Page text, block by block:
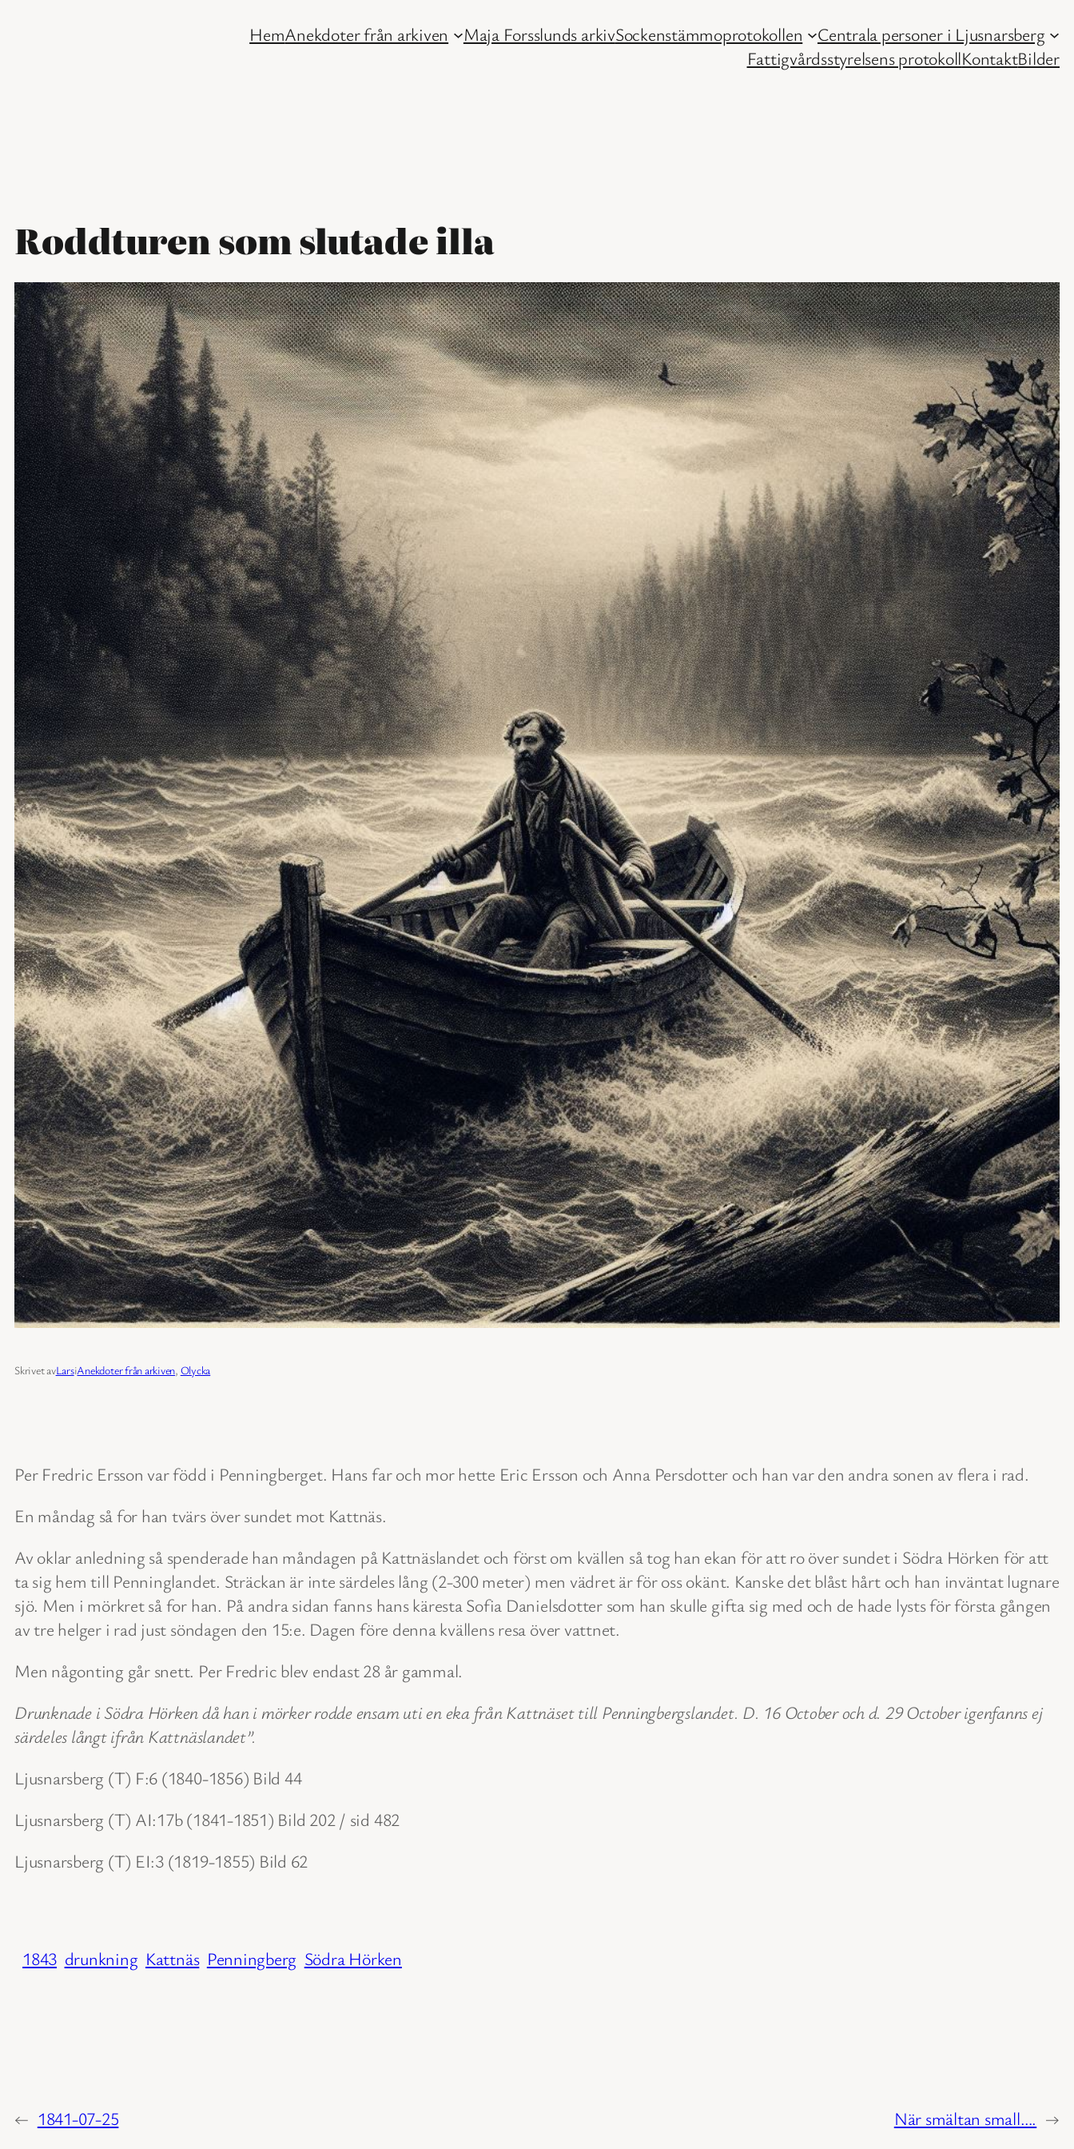
HemAnekdoter från arkiven Maja Forsslunds arkivSockenstämmoprotokollen
Centrala personer i Ljusnarsberg
Fattigvårdsstyrelsens protokollKontaktBilder
Roddturen som slutade illa
Skrivet avLarsiAnekdoter från arkiven, Olycka
Per Fredric Ersson var född i Penningberget. Hans far och mor hette Eric Ersson och Anna Persdotter och han var den andra sonen av flera i rad.
En måndag så for han tvärs över sundet mot Kattnäs.
Av oklar anledning så spenderade han måndagen på Kattnäslandet och först om kvällen så tog han ekan för att ro över sundet i Södra Hörken för att
ta sig hem till Penninglandet. Sträckan är inte särdeles lång (2-300 meter) men vädret är för oss okänt. Kanske det blåst hårt och han inväntat lugnare
sjö. Men i mörkret så for han. På andra sidan fanns hans käresta Sofia Danielsdotter som han skulle gifta sig med och de hade lysts för första gången
av tre helger i rad just söndagen den 15:e. Dagen före denna kvällens resa över vattnet.
Men någonting går snett. Per Fredric blev endast 28 år gammal.
Drunknade i Södra Hörken då han i mörker rodde ensam uti en eka från Kattnäset till Penningbergslandet. D. 16 October och d. 29 October igenfanns ej
särdeles långt ifrån Kattnäslandet”.
Ljusnarsberg (T) F:6 (1840-1856) Bild 44
Ljusnarsberg (T) AI:17b (1841-1851) Bild 202 / sid 482
Ljusnarsberg (T) EI:3 (1819-1855) Bild 62
1843 drunkning Kattnäs Penningberg Södra Hörken
← 1841-07-25 När smältan small…. →